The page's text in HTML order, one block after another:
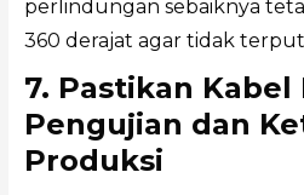
perlindungan sebaiknya
360 derajat agar tidak
7. Pastikan
Pengujian dan
Produksi